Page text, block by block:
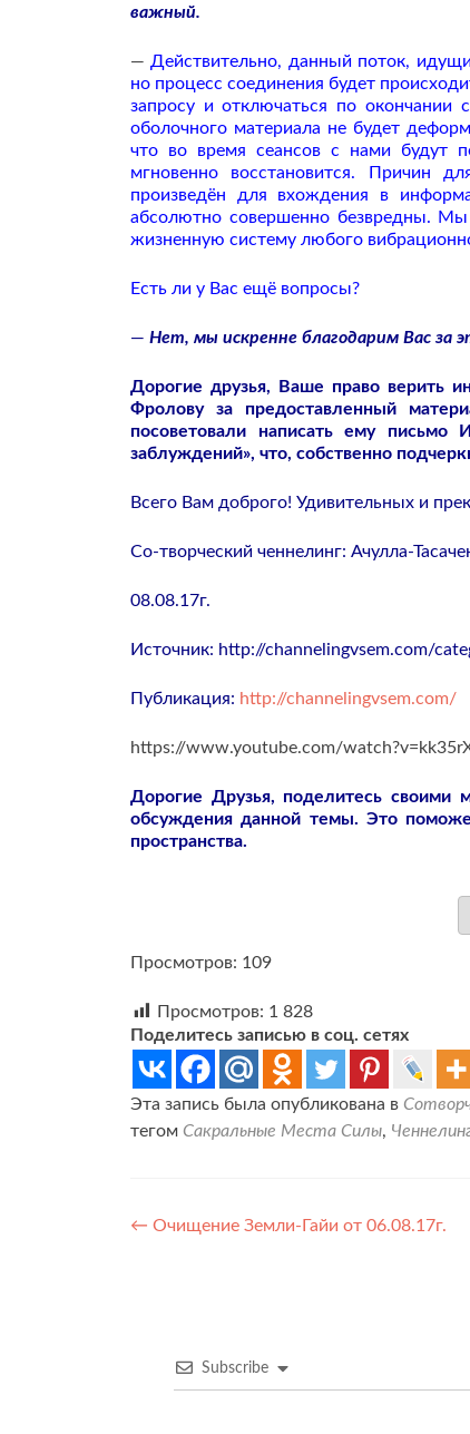
важный.
— Действительно, данный поток,
но процесс соединения будет
запросу и отключаться по окончании
оболочного материала не будет
что во время сеансов с нами будут
мгновенно восстановится. Причин
произведён для вхождения в
абсолютно совершенно безвредны.
жизненную систему любого
Есть ли у Вас ещё вопросы?
— Нет, мы искренне благодарим Вас за
Дорогие друзья, Ваше право верить
Фролову за предоставленный
посоветовали написать ему
заблуждений», что, собственно
Всего Вам доброго! Удивительных и
Со-творческий ченнелинг: Ачулла-
08.08.17г.
Источник: http://channelingvsem.com/
Публикация: http://channelingvsem.com/
https://www.youtube.com/
Дорогие Друзья, поделитесь
обсуждения данной темы. Это
пространства.
Просмотров: 109
Просмотров: 1 828
Поделитесь записью в соц. сетях
Эта запись была опубликована в
тегом Сакральные Места Силы,
Навигация
← Очищение Земли-Гайи от 06.08.17г.
Subscribe